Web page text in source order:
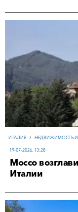
ИТАЛИЯ / НЕДВИЖИМОСТЬ
19-07-2026, 13:28
Моссо
Италии